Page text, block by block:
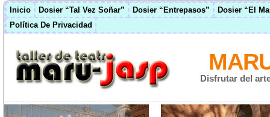
Inicio Dosier “Tal Vez Soñar” Dosier “Entrepasos”
Dosier “El
Política De Privacidad
Disfrutar del